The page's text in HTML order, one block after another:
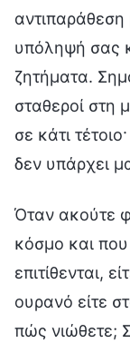
υπόληψή σας
ζητήματα.
σταθεροί στη
σε κάτι
δεν υπάρχει
Όταν ακούτε
κόσμο και
επιτίθενται,
ουρανό είτε
πώς νιώθετε;